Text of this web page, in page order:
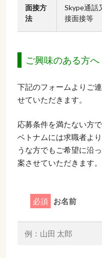
面接方
法
Skype通話
接面接等
ご興味のある方へ
下記のフォームよりご
せていただきます。
応募条件を満たない方
ベトナムには求職者よ
うな方でもご希望に沿
案させていただきます。
必須 お名前